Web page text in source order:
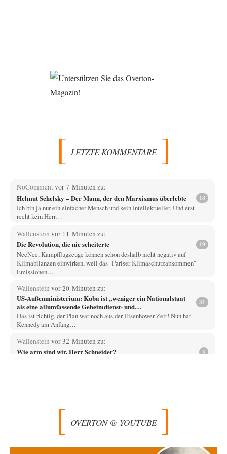
LETZTE KOMMENTARE
NoCommentvor 7 Minuten zu:
Helmut Schelsky – Der Mann, der den Marxismus überlebte 18
Ich bin ja nur ein einfacher Mensch und kein Intellektueller. Und erst
recht kein Herr…
Wallenstein vor 11 Minuten zu:
Die Revolution, die nie scheiterte 19
NeeNee, Kampfflugzeuge können schon deshalb nicht negativ auf
Klimabilanzen einwirken, weil das "Pariser Klimaschutzabkommen"
Emissionen…
Wallenstein vor 20 Minuten zu:
US-Außenministerium: Kuba ist „weniger ein Nationalstaat
als eine allumfassende Geheimdienst- und
Subversionsoperation
31
Das ist richtig, der Plan war noch aus der Eisenhower-Zeit! Nun hat
Kennedy am Anfang…
Wallenstein vor 32 Minuten zu:
Wie arm sind wir, Herr Schneider? 3
Träumen von einem "Gross-Marokko" nicht auch…
»Der freie Wille ist ein Mythos« 69
OVERTON @ YOUTUBE